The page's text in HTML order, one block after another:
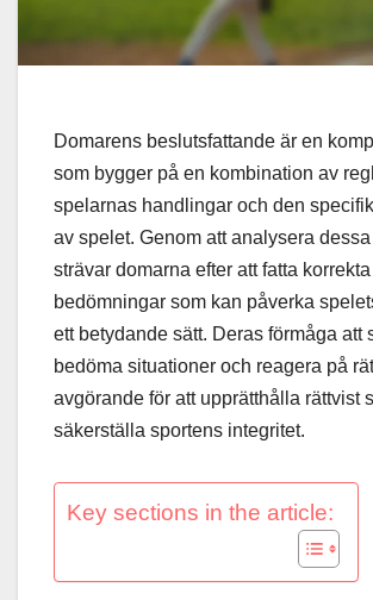
Domarens beslutsfattande är en
som bygger på en kombination av
spelarnas handlingar och den
av spelet. Genom att analysera
strävar domarna efter att fatta korrekta
bedömningar som kan påverka
ett betydande sätt. Deras förmåga att
bedöma situationer och reagera på
avgörande för att upprätthålla rättvist
säkerställa sportens integritet.
Key sections in the article: